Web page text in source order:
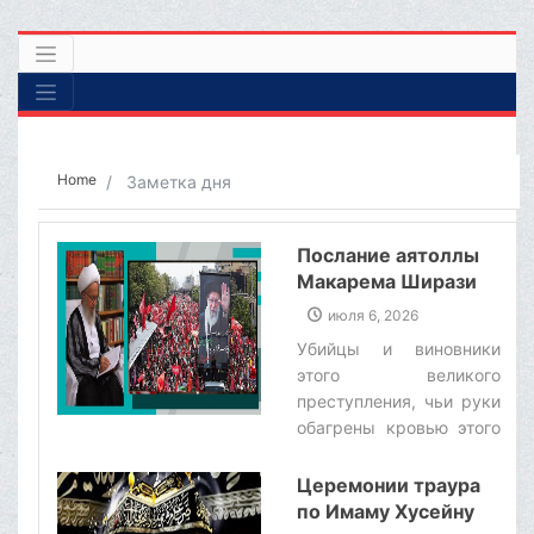
Home Заметка дня
Послание аятоллы
Макарема Ширази
по случаю похорон
аятоллы Хаменеи
июля 6, 2026
Убийцы и виновники
этого великого
преступления, чьи руки
обагрены кровью этого
командиров,
беззащитных людей и
Церемонии траура
по Имаму Хусейну